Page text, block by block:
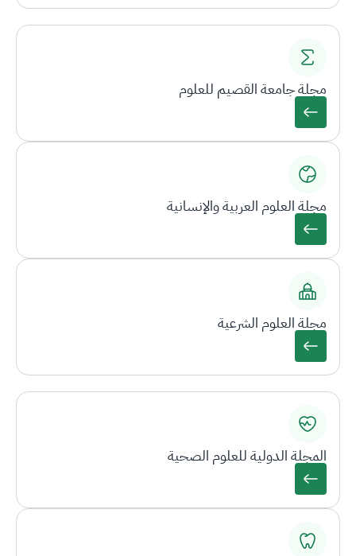
مجلة جامعة القصيم للعلوم
مجلة العلوم العربية والإنسانية
مجلة العلوم الشرعية
المجلة الدولية للعلوم الصحية